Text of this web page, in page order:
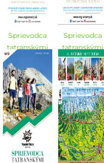
Sprievodca
tatranskými
zážitkami -
ZIMA
2021/2022 -
SK / EN
Sprievodca
tatranskými
zážitkami -
ZIMA
2021/2022 -
DE / HU